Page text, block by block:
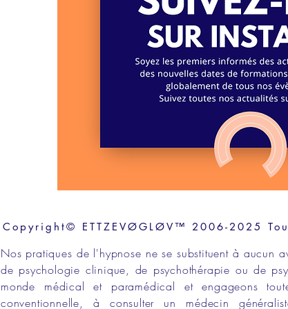
Copyright© ETTZEVØGLØV™ 2006-2025
Nos pratiques de l'hypnose ne se substituent à aucun
de psychologie clinique, de psychothérapie ou de
monde médical et paramédical et engageons
conventionnelle, à consulter un médecin